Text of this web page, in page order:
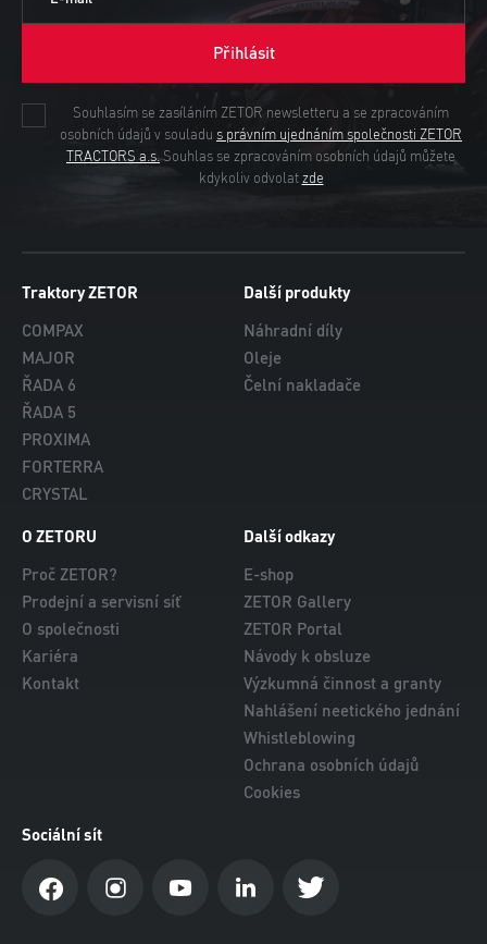
Přihlásit
Souhlasím se zasíláním ZETOR newsletteru a se zpracováním
osobních údajů v souladu s právním ujednáním společnosti ZETOR
TRACTORS a.s. Souhlas se zpracováním osobních údajů můžete
kdykoliv odvolat zde
Traktory ZETOR
COMPAX
MAJOR
ŘADA 6
ŘADA 5
PROXIMA
FORTERRA
CRYSTAL
Další produkty
Náhradní díly
Oleje
Čelní nakladače
O ZETORU
Proč ZETOR?
Prodejní a servisní síť
O společnosti
Kariéra
Kontakt
Další odkazy
E-shop
ZETOR Gallery
ZETOR Portal
Návody k obsluze
Výzkumná činnost a granty
Nahlášení neetického jednání
Whistleblowing
Ochrana osobních údajů
Cookies
Sociální sít